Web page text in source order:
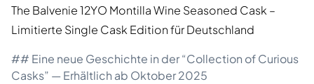
The Balvenie 12YO Montilla Wine Seasoned Cask –
Limitierte Single Cask Edition für Deutschland
## Eine neue Geschichte in der “Collection of Curious
Casks” — Erhältlich ab Oktober 2025